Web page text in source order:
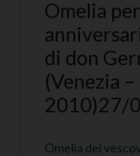
Omelia
di don
(Venezia
2010)27/
Omelia del